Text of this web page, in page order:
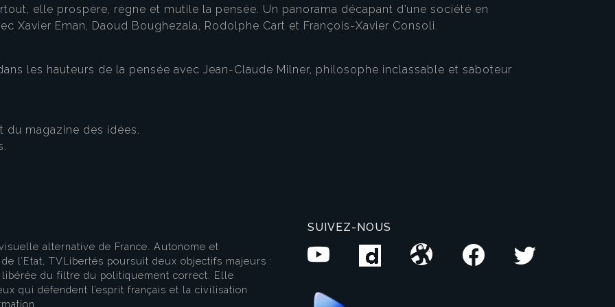
des cookies
elle prospère, règne et mutile la pensée. Un panorama décapant d’une société en
Xavier Eman, Daoud Boughezala, Rodolphe Cart et François-Xavier Consoli.
les hauteurs de la pensée avec Jean-Claude Milner, philosophe inclassable et saboteur
du magazine des idées.
alternative de France. Autonome et
l’Etat, TVLibertés poursuit deux objectifs majeurs :
du filtre du politiquement correct. Elle
qui défendent l’esprit français et la civilisation
SUIVEZ-NOUS